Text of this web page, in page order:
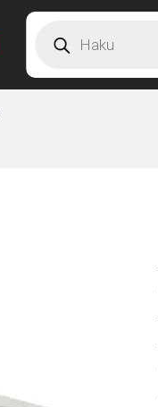
search